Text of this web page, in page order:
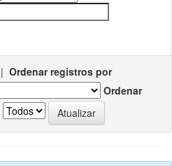
| Ordenar registros por
Ordenar